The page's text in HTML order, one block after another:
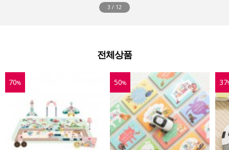
3 / 12
전체상품